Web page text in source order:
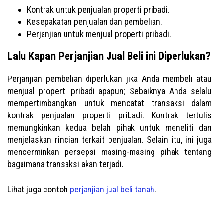
Kontrak untuk penjualan properti pribadi.
Kesepakatan penjualan dan pembelian.
Perjanjian untuk menjual properti pribadi.
Lalu Kapan Perjanjian Jual Beli ini Diperlukan?
Perjanjian pembelian diperlukan jika Anda membeli atau
menjual properti pribadi apapun; Sebaiknya Anda selalu
mempertimbangkan untuk mencatat transaksi dalam
kontrak penjualan properti pribadi. Kontrak tertulis
memungkinkan kedua belah pihak untuk meneliti dan
menjelaskan rincian terkait penjualan. Selain itu, ini juga
mencerminkan persepsi masing-masing pihak tentang
bagaimana transaksi akan terjadi.
Lihat juga contoh perjanjian jual beli tanah.